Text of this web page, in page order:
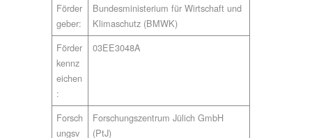
Förder
geber:
Bundesministerium für Wirtschaft und
Klimaschutz (BMWK)
Förder
kennz
eichen
:
03EE3048A
Forsch
ungsv
Forschungszentrum Jülich GmbH
(PtJ)